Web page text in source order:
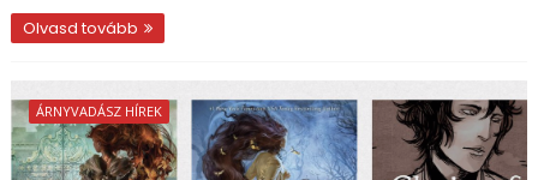
Olvasd tovább
ÁRNYVADÁSZ HÍREK